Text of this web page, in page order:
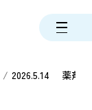
2026.5.14 薬剤